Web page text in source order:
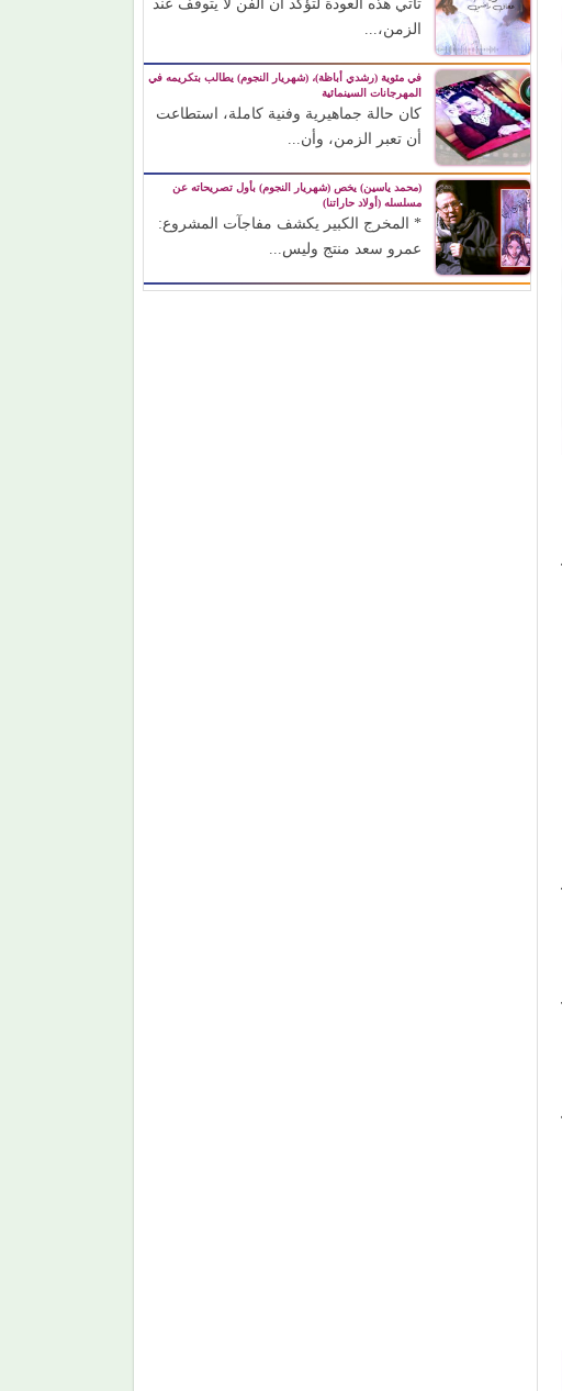
تأتي هذه العودة لتؤكد أن الفن لا يتوقف عند
الزمن،...
في مئوية (رشدي أباظة)، (شهريار النجوم) يطالب بتكريمه في
المهرجانات السينمائية
كان حالة جماهيرية وفنية كاملة، استطاعت
أن تعبر الزمن، وأن...
(محمد ياسين) يخص (شهريار النجوم) بأول تصريحاته عن
مسلسله (أولاد حاراتنا)
* المخرج الكبير يكشف مفاجآت المشروع:
عمرو سعد منتج وليس...